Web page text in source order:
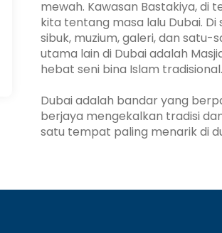
mewah. Kawasan Bastakiya, di
kita tentang masa lalu Dubai.
sibuk, muzium, galeri, dan
utama lain di Dubai adalah
hebat seni bina Islam tradisional.
Dubai adalah bandar yang
berjaya mengekalkan tradisi
satu tempat paling menarik di